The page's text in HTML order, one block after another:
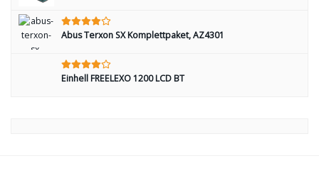
Abus Terxon SX Komplettpaket, AZ4301
Einhell FREELEXO 1200 LCD BT